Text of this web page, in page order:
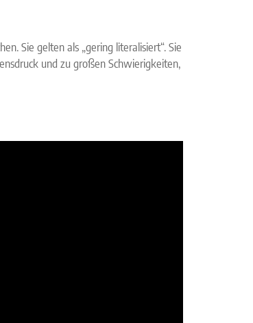
Sie gelten als „gering literalisiert“. Sie
und zu großen Schwierigkeiten,